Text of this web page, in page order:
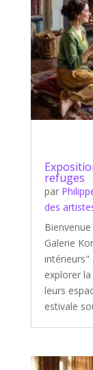
refuges
par
des
Galerie
intérieurs"
explorer
leurs
estivale